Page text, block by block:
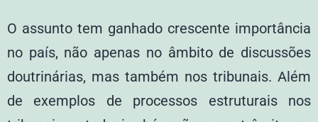
O assunto tem ganhado crescente importância
no país, não apenas no âmbito de discussões
doutrinárias, mas também nos tribunais. Além
de exemplos de processos estruturais nos